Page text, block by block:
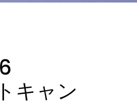
キャン